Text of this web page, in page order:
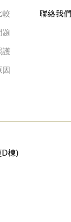
較
題
護
聯絡我們
D棟)